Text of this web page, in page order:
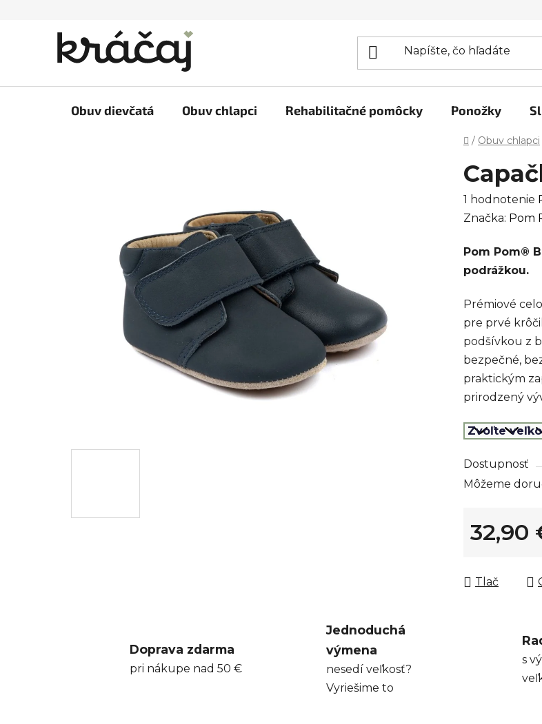
Obuv dievčatá Obuv chlapci Rehabilitačné pomôcky Ponožky
Domov
/ Obuv chlapci
Priemerné
hodnotenie
je
5,0
5
hviezdičiek.
1 hodnotenie
Značka: Pom
Pom Pom®
podrážkou.
Prémiové
pre prvé
podšívkou z
bezpečné,
praktickým
prirodzený
Dostupnosť
Môžeme
32,90
Jednotková
Tlač
Doprava zdarma
pri nákupe nad 50 €
Jednoduchá
výmena
nesedí veľkosť?
Vyriešime to
s